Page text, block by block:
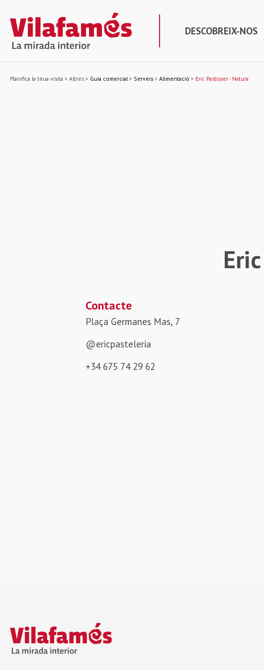
DESCOBREIX-NOS
Planifica la teua visita > Altres > Guia comercial> Serveis > Alimentació > Eric Pastisser - Natura
Contacte
Plaça Germanes Mas, 7
@ericpasteleria
+34 675 74 29 62